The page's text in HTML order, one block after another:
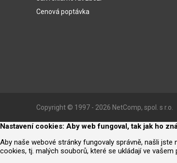
Cenová poptávka
Copyright © 1997 - 2026 NetComp, spol. s r.o.
Nastavení cookies: Aby web fungoval, tak jak ho
Aby naše webové stránky fungovaly správně, našli
cookies, tj. malých souborů, které se ukládají ve vašem